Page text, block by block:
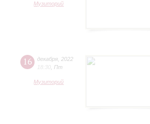
Музиторий
16 декабря 2022
18:30 Пт
Музиторий